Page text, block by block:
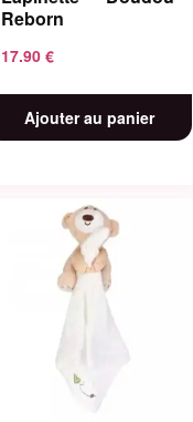
Reborn
17.90 €
Ajouter au panier